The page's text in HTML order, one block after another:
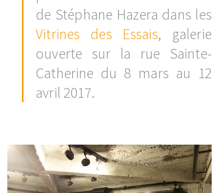
de Stéphane Hazera dans les
Vitrines des Essais, galerie
ouverte sur la rue Sainte-
Catherine du 8 mars au 12
avril 2017.